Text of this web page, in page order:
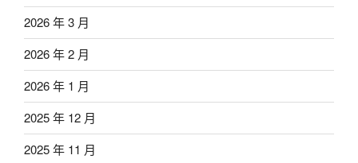
2026 年 3 月
2026 年 2 月
2026 年 1 月
2025 年 12 月
2025 年 11 月